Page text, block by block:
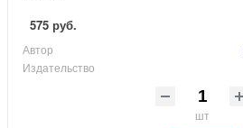
575 руб.
Автор
Издательство
шт